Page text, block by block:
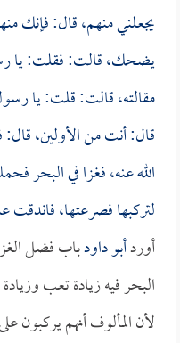
يجعلني منهم، قال: فإنك
يضحك، قالت: فقلت: يا
مقالته، قالت: قلت: يا
قال: أنت من الأولين،
الله عنه، فغزا في البحر
لتركبها فصرعتها، فاندقت
أوردأبو داودباب فضل
البحر فيه زيادة تعب
لأن المألوف أنهم يركبون